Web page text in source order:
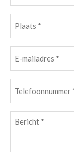
(Vereist)
(Vereist)
mailadres
(Vereist)
(Vereist)
Bericht